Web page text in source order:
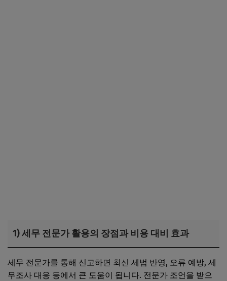
1) 세무 전문가 활용의 장점과 비용 대비 효과
세무 전문가를 통해 신고하면 최신 세법 반영, 오류 예방, 세
무조사 대응 등에서 큰 도움이 됩니다. 전문가 조언을 받으